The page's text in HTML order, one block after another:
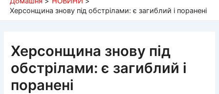
Херсонщина знову під обстрілами: є загиблий і поранені
Херсонщина знову під
обстрілами: є загиблий і
поранені